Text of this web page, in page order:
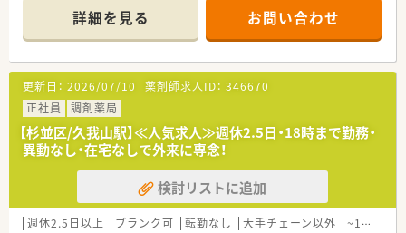
膚科や小児科、内科などを1日40枚から50枚ほど応需します。
■現場は薬剤師2名と事務1名の体制で運営されており、居宅在
宅も1件対応するなど地域密着型のサービスを提供しています。
【勤務実態について】
■残業時間は月に10時間から20時間程度と比較的少なく、15分
単位で時間外手当が支給されるため無理なく働けます。
■有給休暇の取得率も高く年間10日以上は消化できており、夏
季や年末年始には1週間程度の長期休暇も取得可能です。
■店舗で力を入れているアロマ製品の販売や説明にも携わるこ
とができ、薬剤師の専門知識を活かした幅広い提案が可能です。
【想定されるキャリアイメージ】
■入社後はOJT制度を通じて業務に慣れていただき、ゆくゆくは
詳細を見る お問い合わせ
更新日： 2026/07/10 薬剤師求人ID： 346670
正社員
調剤薬局
【杉並区/久我山駅】≪人気求人≫週休2.5日・18時まで勤務・
異動なし・在宅なしで外来に専念！
検討リストに追加
週休2.5日以上 ブランク可 転勤なし 大手チェーン以外 ~18時までの職場